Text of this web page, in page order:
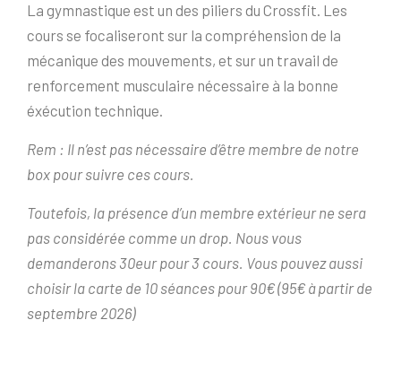
La gymnastique est un des piliers du Crossfit. Les
cours se focaliseront sur la compréhension de la
mécanique des mouvements, et sur un travail de
renforcement musculaire nécessaire à la bonne
éxécution technique.
Rem : Il n’est pas nécessaire d’être membre de notre
box pour suivre ces cours.
Toutefois, la présence d’un membre extérieur ne sera
pas considérée comme un drop. Nous vous
demanderons 30eur pour 3 cours. Vous pouvez aussi
choisir la carte de 10 séances pour 90€ (95€ à partir de
septembre 2026)